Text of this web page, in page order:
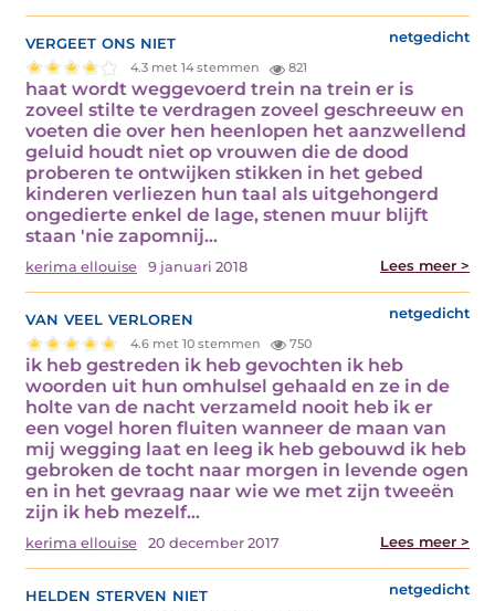
vergeet ons niet netgedicht
4.3 met 14 stemmen 821
haat wordt weggevoerd trein na trein er is
zoveel stilte te verdragen zoveel geschreeuw en
voeten die over hen heenlopen het aanzwellend
geluid houdt niet op vrouwen die de dood
proberen te ontwijken stikken in het gebed
kinderen verliezen hun taal als uitgehongerd
ongedierte enkel de lage, stenen muur blijft
staan 'nie zapomnij…
kerima ellouise 9 januari 2018 Lees meer >
van veel verloren netgedicht
4.6 met 10 stemmen 750
ik heb gestreden ik heb gevochten ik heb
woorden uit hun omhulsel gehaald en ze in de
holte van de nacht verzameld nooit heb ik er
een vogel horen fluiten wanneer de maan van
mij wegging laat en leeg ik heb gebouwd ik heb
gebroken de tocht naar morgen in levende ogen
en in het gevraag naar wie we met zijn tweeën
zijn ik heb mezelf…
kerima ellouise 20 december 2017 Lees meer >
helden sterven niet netgedicht